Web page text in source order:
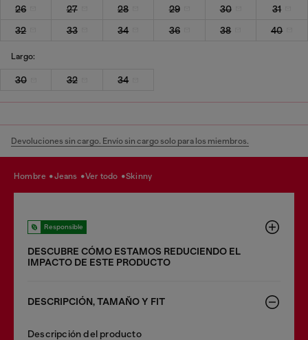
26 27 28 29 30
31
32
33 34 36 38 40
Largo:
30 32 34
Devoluciones sin cargo. Envío sin cargo solo para los miembros.
hombre jeans ver todo skinny
Responsible
DESCUBRE CÓMO ESTAMOS REDUCIENDO EL
IMPACTO DE ESTE PRODUCTO
DESCRIPCIÓN, TAMAÑO Y FIT
Descripción del producto